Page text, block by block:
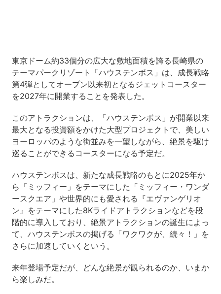
東京ドーム約33個分の広大な敷地面積を誇る長崎県の
テーマパークリゾート「ハウステンボス」は、成長戦略
第4弾としてオープン以来初となるジェットコースター
を2027年に開業することを発表した。
このアトラクションは、「ハウステンボス」が開業以来
最大となる投資額をかけた大型プロジェクトで、美しい
ヨーロッパのような街並みを一望しながら、絶景を駆け
巡ることができるコースターになる予定だ。
ハウステンボスは、新たな成長戦略のもとに2025年か
ら「ミッフィー」をテーマにした「ミッフィー・ワンダ
ースクエア」や世界的にも愛される『エヴァンゲリオ
ン』をテーマにした8Kライドアトラクションなどを段
階的に導入しており、絶景アトラクションの誕生によっ
て、ハウステンボスの掲げる「ワクワクが、続々！」を
さらに加速していくという。
来年登場予定だが、どんな絶景が観られるのか、いまか
ら楽しみだ。